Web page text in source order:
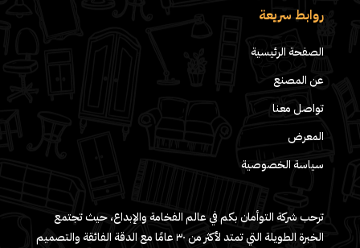
روابط سريعة
الصفحة الرئيسية
عن المصنع
تواصل معنا
المعرض
سياسة الخصوصية
ترحب شركة التوأمان بكم في عالم الفخامة والإبداع، حيث تجتمع
الخبرة الطويلة التي تمتد لأكثر من ٣٠ عامًا مع الدقة الفائقة والتصميم